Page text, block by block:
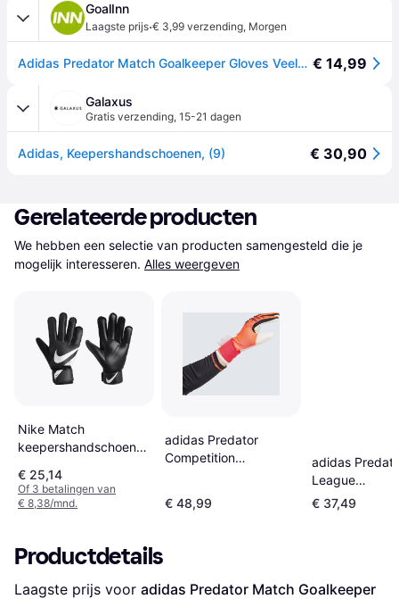
GoalInn
Laagste prijs·€ 3,99 verzending, Morgen
Adidas Predator Match Goalkeeper Gloves Veelkleurig 8.5 € 14,99
Galaxus
Gratis verzending, 15-21 dagen
Adidas, Keepershandschoenen, (9) € 30,90
Gerelateerde producten
We hebben een selectie van producten samengesteld die je
mogelijk interesseren. Alles weergeven
Nike Match
keepershandschoenen
€ 25,14
Of 3 betalingen van
€ 8,38/mnd.
adidas Predator
Competition
€ 48,99
adidas
League
6 1/2
€ 37,49
Productdetails
Laagste prijs voor adidas Predator Match Goalkeeper